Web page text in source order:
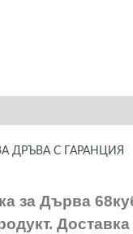
ДРЪВА С ГАРАНЦИЯ
за Дърва
Доставка